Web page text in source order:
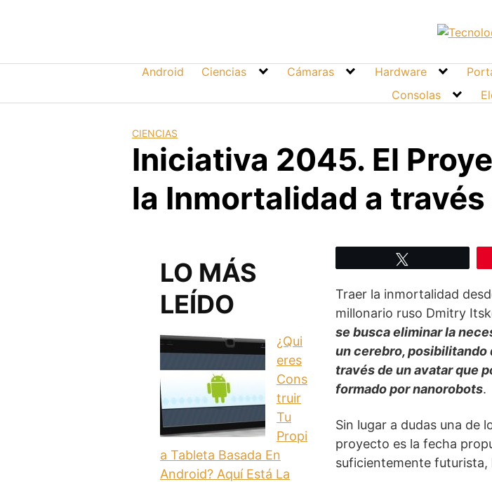
Android Ciencias Cámaras Hardware
Consolas
CIENCIAS
Iniciativa 2045. El
la Inmortalidad a
Traer la inmortalidad
millonario ruso Dmitry
se busca eliminar la
un cerebro, posibilitando
través de un avatar que
formado por nanorobots.
Sin lugar a dudas una de
proyecto es la fecha
suficientemente futurista,
LO MÁS
LEÍDO
¿Qui
eres
Cons
truir
Tu
Propi
a Tableta Basada En
Android? Aquí Está La